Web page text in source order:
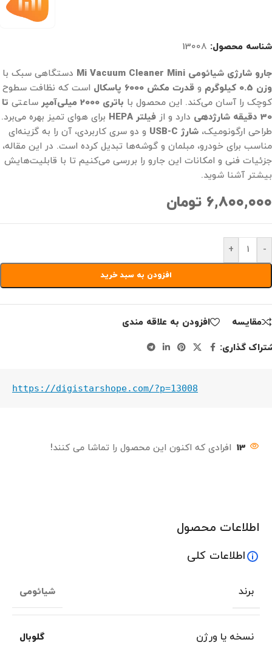
شناسه محصول: 13008
جارو شارژی شیائومی Mi Vacuum Cleaner Mini
دستگاهی سبک با
وزن 0.5 کیلوگرم
و قدرت مکش 6000 پاسکال
است که نظافت سطوح
کوچک را آسان می‌کند. این محصول با باتری 2000 میلی‌آمپر ساعتی تا
30 دقیقه شارژدهی
دارد و از فیلتر HEPA
برای هوای تمیز بهره می‌برد.
طراحی ارگونومیک، شارژ USB-C
و دو سری کاربردی، آن را به گزینه‌ای
مناسب برای خودرو، مبلمان و گوشه‌ها تبدیل کرده است. در این مقاله،
جزئیات فنی و امکانات این جارو را بررسی می‌کنیم تا با قابلیت‌هایش
بیشتر آشنا شوید.
۶,۸۰۰,۰۰۰ تومان
-
+
افزودن به سبد خرید
مقايسه
افزودن به علاقه مندی
گذاری:
https://digistarshope.com/?p=13008
13 افرادی که اکنون این محصول را تماشا می کنند!
اطلاعات محصول
اطلاعات کلی
برند شیائومی
نسخه یا ورژن گلوبال